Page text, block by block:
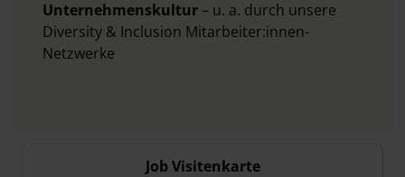
Unternehmenskultur – u. a. durch unsere
Diversity & Inclusion Mitarbeiter:innen-
Netzwerke
Job Visitenkarte